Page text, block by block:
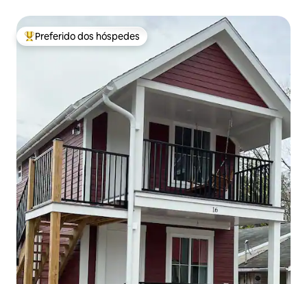
Entre os melhores preferidos dos hóspedes
Preferido dos hóspedes